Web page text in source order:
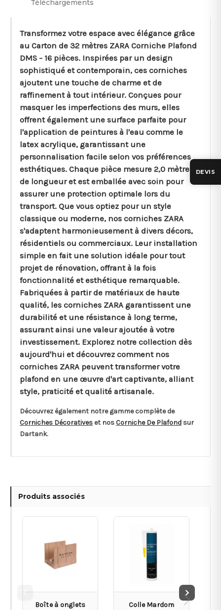
Téléchargements
Transformez votre espace avec élégance grâce
au Carton de 32 mètres ZARA Corniche Plafond
DMS - 16 pièces. Inspirées par un design
sophistiqué et contemporain, ces corniches
ajoutent une touche de charme et de
raffinement à tout intérieur. Conçues pour
masquer les imperfections des murs, elles
offrent également une surface parfaite pour
l'application de peintures à l'eau comme le
latex acrylique, garantissant une
personnalisation facile selon vos préférences
esthétiques. Chaque pièce mesure 2,0 mètres
de longueur et est emballée avec soin pour
assurer une protection optimale lors du
transport. Que vous optiez pour un style
classique ou moderne, nos corniches ZARA
s'adaptent harmonieusement à divers décors,
résidentiels ou commerciaux. Leur installation
simple en fait une solution idéale pour tout
projet de rénovation, offrant à la fois
fonctionnalité et esthétique remarquable.
Fabriquées à partir de matériaux de haute
qualité, les corniches ZARA garantissent une
durabilité et une résistance à long terme,
assurant ainsi une valeur ajoutée à votre
investissement. Explorez notre collection dès
aujourd'hui et découvrez comment nos
corniches ZARA peuvent transformer votre
plafond en une œuvre d'art captivante, alliant
style, praticité et qualité artisanale.
Découvrez également notre gamme complète de
Corniches Décoratives et nos Corniche De Plafond sur
Dartank.
Produits associés
Boîte à onglets
Colle Mardom
DEVIS